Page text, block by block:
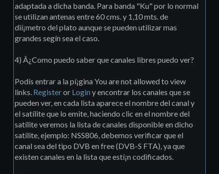
adaptada a dicha banda. Para banda "Ku" por lo normal
se utilizan antenas entre 60 cms. y 1,10 mts. de
dií¡metro del plato aunque se pueden utilizar mas
grandes segín sea el caso.
4) Â¿Como puedo saber que canales libres puedo ver?
Podís entrar a la pí¡gina You are not allowed to view
links. Registeror Login y encontrar los canales que se
pueden ver, en cada lista aparece el nombre del canal y
el satílite que lo emite, haciendo clic en el nombre del
satílite veremos la lista de canales disponible en dicho
satílite, ejemplo: NSS806, debemos verificar que el
canal sea del tipo DVB en free (DVB-S FTA), ya que
existen canales en la lista que estí¡n codificados.